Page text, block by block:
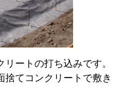
ートの打ち込みです。
捨てコンクリートで敷き